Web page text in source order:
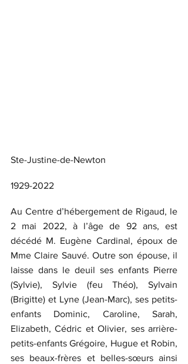
Ste-Justine-de-Newton
1929-2022
Au Centre d’hébergement de Rigaud, le
2 mai 2022, à l’âge de 92 ans, est
décédé M. Eugène Cardinal, époux de
Mme Claire Sauvé. Outre son épouse, il
laisse dans le deuil ses enfants Pierre
(Sylvie), Sylvie (feu Théo), Sylvain
(Brigitte) et Lyne (Jean-Marc), ses petits-
enfants Dominic, Caroline, Sarah,
Elizabeth, Cédric et Olivier, ses arrière-
petits-enfants Grégoire, Hugue et Robin,
ses beaux-frères et belles-sœurs ainsi